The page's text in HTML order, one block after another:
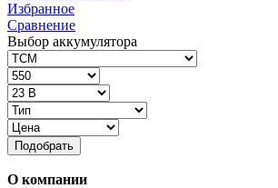
Избранное
Сравнение
Выбор аккумулятора
Подобрать
О компании